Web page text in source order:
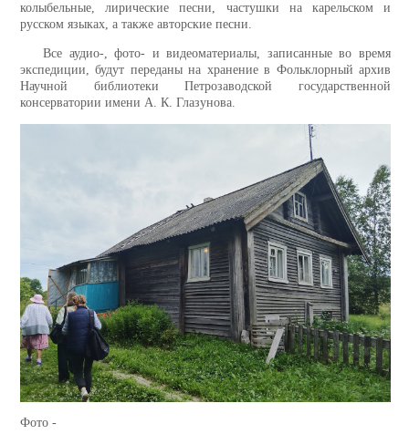
колыбельные, лирические песни, частушки на карельском и
русском языках, а также авторские песни.
Все аудио-, фото- и видеоматериалы, записанные во время
экспедиции, будут переданы на хранение в Фольклорный архив
Научной библиотеки Петрозаводской государственной
консерватории имени А. К. Глазунова.
Фото -